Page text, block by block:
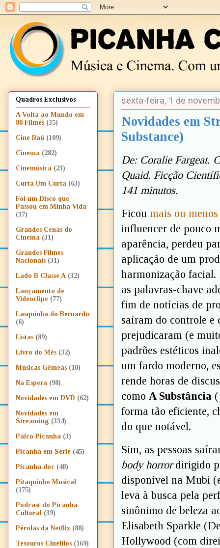
sexta-feira, 1 de
Novidades em
Substance)
De: Coralie Fargeat.
Quaid. Ficção
141 minutos.
Ficou mais ou
influencer de pouco
aparência, perdeu
aplicação de um
harmonização facial.
as palavras-chave
fim de notícias de
saíram do controle e
prejudicaram (e
padrões estéticos
um fardo moderno,
rende horas de
como A Substância (
forma tão eficiente,
do que notável.
Sim, as pessoas
body horrordirigido
disponível na Mubi
leva à busca pela
sinônimo de beleza
Elisabeth Sparkle
Hollywood (com
Quadros Exclusivos
A Volta ao Mundo em
80 Filmes (35)
Cine Baú (109)
Cinema (282)
Cinemúsica (23)
Curta Um Curta (63)
Foi um Disco que
Passou em Minha Vida
(17)
Grandes Cenas do
Cinema (31)
Grandes Filmes
Nacionais (31)
Lado B Classe A (32)
Lançamento de
Videoclipe (77)
Lasquinha do Bernardo
(6)
Listas (89)
Livro do Mês (32)
Músicas Gêmeas (10)
Na Espera (98)
Novidades em DVD (62)
Novidades em
Streaming (334)
Palco Picanha (3)
Picanha em Série (45)
Picanha.doc (48)
Pitaquinho Musical
(175)
Podcast do Picanha
Cultural (39)
Pérolas da Netflix (88)
Tesouros Cinéfilos (169)